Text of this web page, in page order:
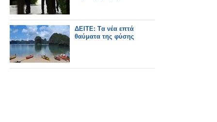
ΔΕΙΤΕ: Tα νέα επτά
θαύματα της φύσης